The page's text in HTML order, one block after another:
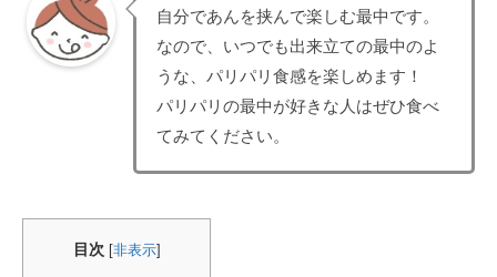
自分であんを挟んで楽しむ最中です。
なので、いつでも出来立ての最中のよ
うな、パリパリ食感を楽しめます！
パリパリの最中が好きな人はぜひ食べ
てみてください。
目次 [非表示]